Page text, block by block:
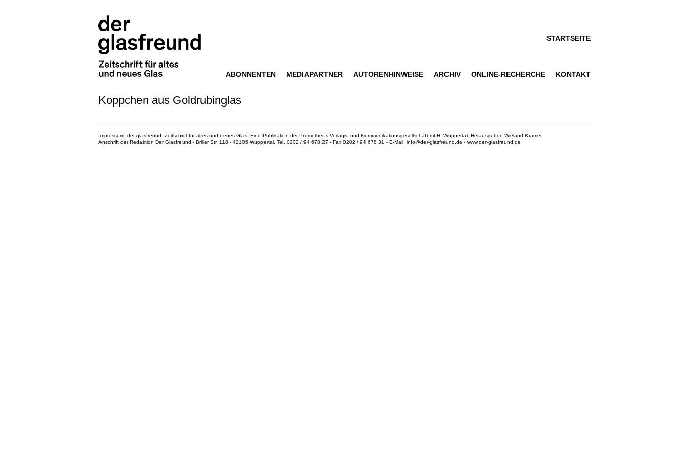
STARTSEITE
ABONNENTEN MEDIAPARTNER AUTORENHINWEISE ARCHIV ONLINE-RECHERCHE KONTAKT
Koppchen aus Goldrubinglas
Impressum: der glasfreund. Zeitschrift für altes und neues Glas. Eine Publikation derPrometheus Verlags- und Kommunikationsgesellschaft mbH , Wuppertal. Herausgeber: Wieland Kramer.
Anschrift der Redaktion Der Glasfreund - Briller Str. 118 - 42105 Wuppertal. Tel. 0202 / 94 678 27 - Fax 0202 / 94 678 31 - E-Mail: info@der-glasfreund.de - www.der-glasfreund.de